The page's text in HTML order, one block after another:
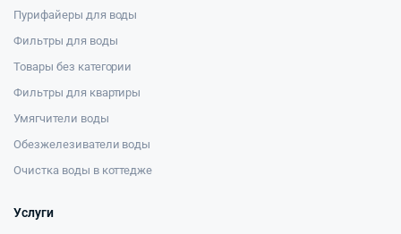
Пурифайеры для воды
Фильтры для воды
Товары без категории
Фильтры для квартиры
Умягчители воды
Обезжелезиватели воды
Очистка воды в коттедже
Услуги